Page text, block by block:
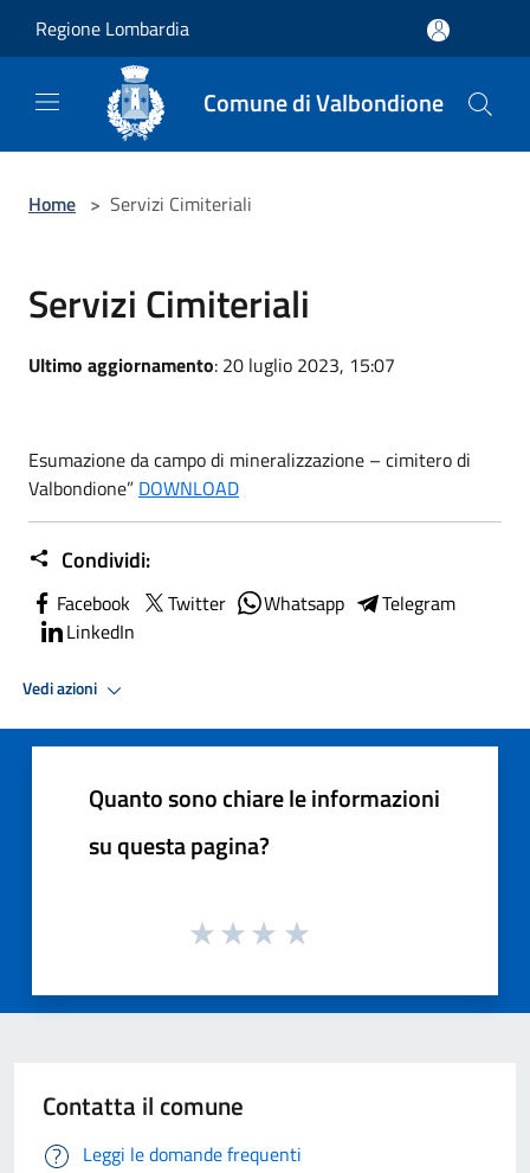
Regione Lombardia
Comune di Valbondione
Home > Servizi Cimiteriali
Servizi Cimiteriali
Ultimo aggiornamento: 20 luglio 2023, 15:07
Esumazione da campo di mineralizzazione – cimitero di
Valbondione” DOWNLOAD
Condividi:
Facebook Twitter Whatsapp
Telegram
LinkedIn
Vedi azioni
Quanto sono chiare le informazioni
su questa pagina?
Contatta il comune
Leggi le domande frequenti